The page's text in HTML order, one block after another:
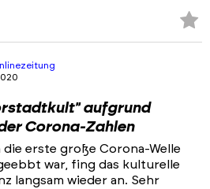
aufgrund
Corona-Zahlen
die erste große Corona-Welle
war, fing das kulturelle
langsam wieder an. Sehr